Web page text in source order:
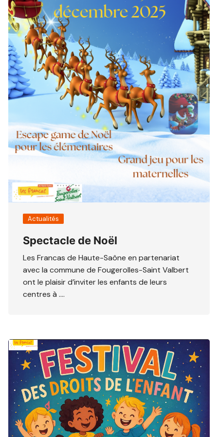
Actualités
Spectacle de Noël
Les Francas de Haute-Saône en partenariat
avec la commune de Fougerolles-Saint Valbert
ont le plaisir d’inviter les enfants de leurs
centres à ….